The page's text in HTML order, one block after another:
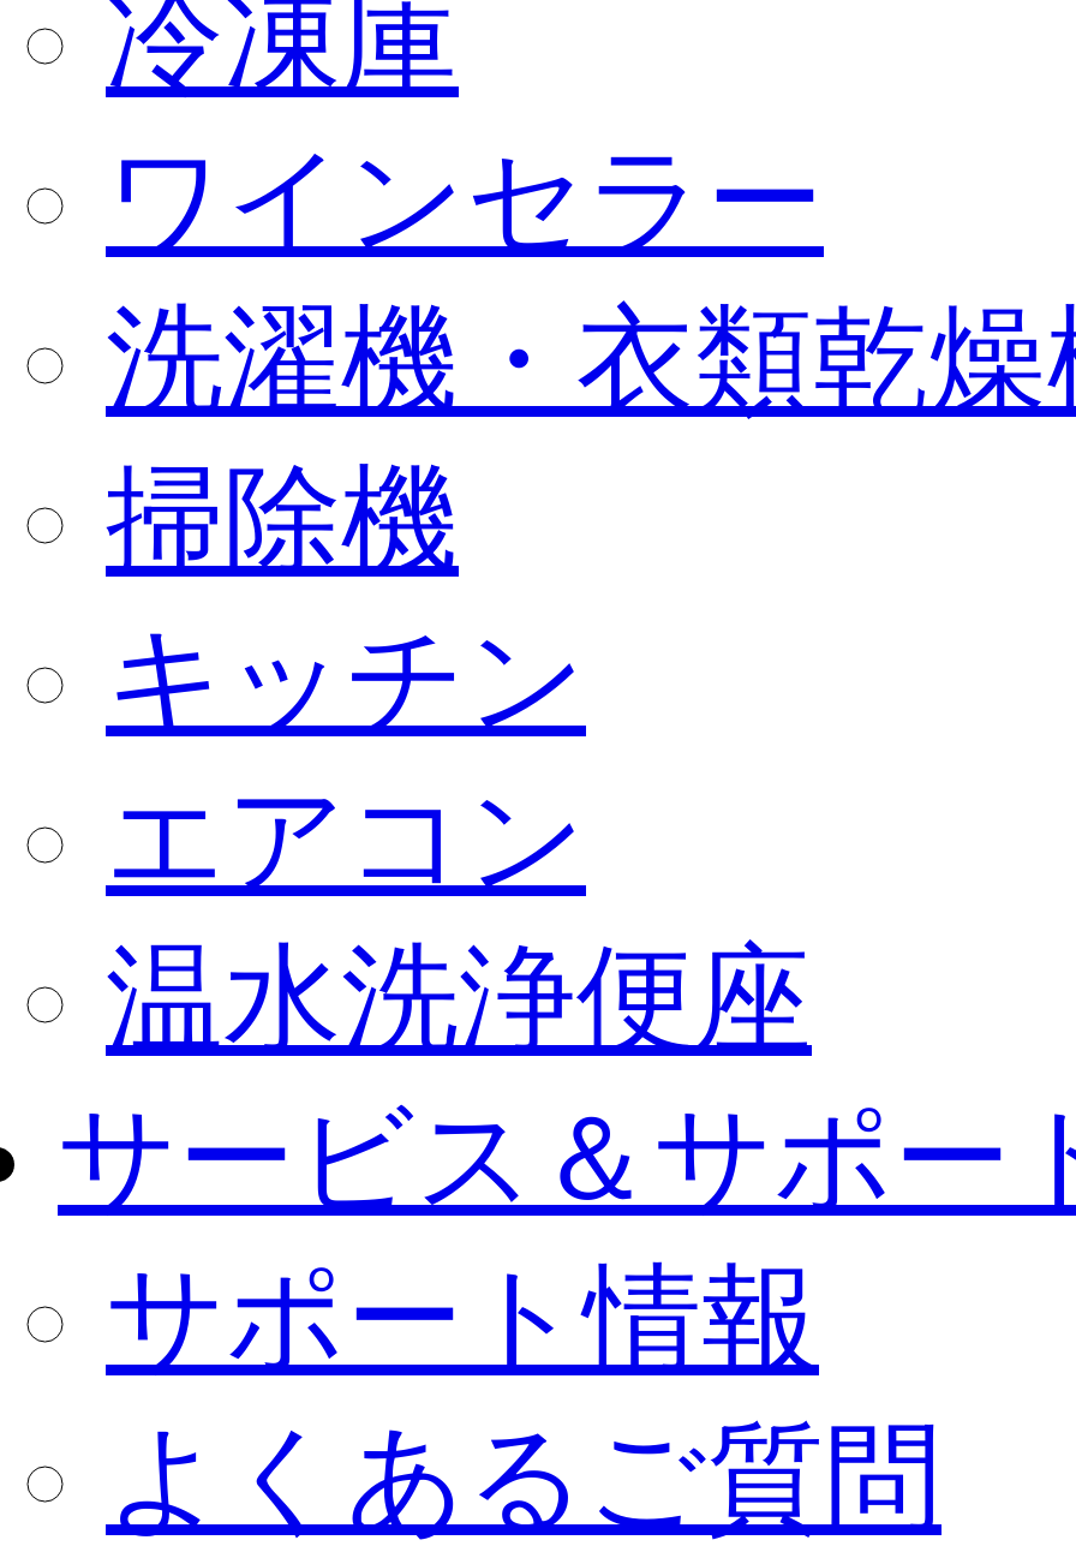
冷凍庫
ワインセラー
洗濯機・衣類乾燥
掃除機
キッチン
エアコン
温水洗浄便座
サービス＆サポー
サポート情報
よくあるご質問